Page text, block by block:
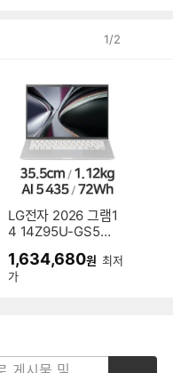
1/2
LG전자 2026 그램1
4 14Z95U-GS5W
1,634,680원 최저
가